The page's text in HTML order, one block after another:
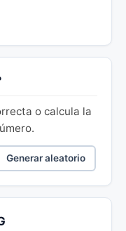
o calcula la
Generar aleatorio